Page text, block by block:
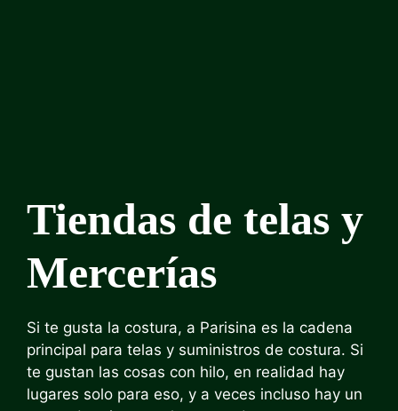
Tiendas de telas y
Mercerías
Si te gusta la costura, a Parisina es la cadena
principal para telas y suministros de costura. Si
te gustan las cosas con hilo, en realidad hay
lugares solo para eso, y a veces incluso hay un